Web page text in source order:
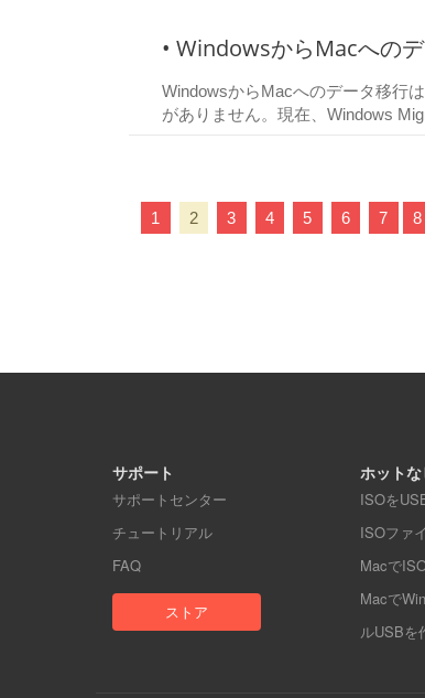
• WindowsからMacへの
WindowsからMacへのデータ移行
がありません。現在、Windows
1 2 3 4 5 6 7 8
サポート
サポートセンター
チュートリアル
FAQ
ストア
ホットな
ISOを
ISOファ
Macで
Macで
ルUSBを